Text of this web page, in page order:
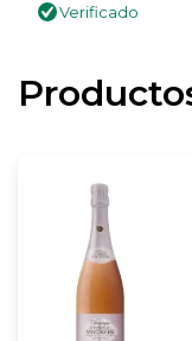
Verificado